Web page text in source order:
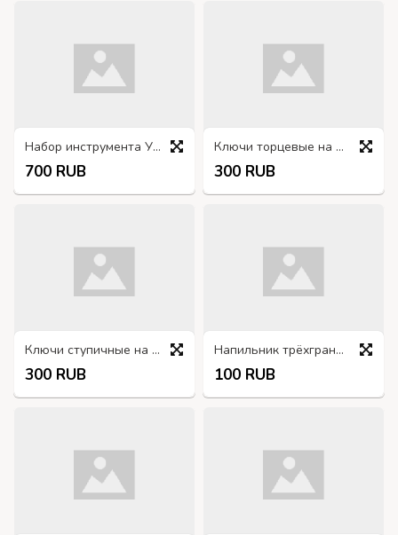
Набор инструмента УАЗ
700 RUB
Ключи торцевые на 36, 32 и 27
300 RUB
Ключи ступичные на 115, 105, 103, 82, 80, 55, 45х41 и специальные.
300 RUB
Напильник трёхгранный
100 RUB